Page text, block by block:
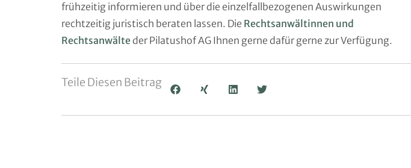
frühzeitig informieren und über die einzelfallbezogenen Auswirkungen
rechtzeitig juristisch beraten lassen. Die Rechtsanwältinnen und
Rechtsanwälteder Pilatushof AG Ihnen gerne dafür gerne zur Verfügung.
Teile Diesen Beitrag